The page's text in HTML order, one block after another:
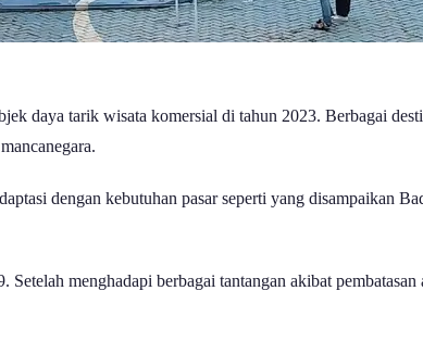
daya tarik wisata komersial di tahun 2023. Berbagai
dengan kebutuhan pasar seperti yang disampaikan
menghadapi berbagai tantangan akibat